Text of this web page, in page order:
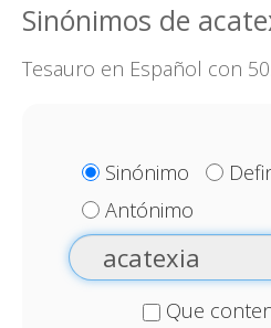
Sinónimos de
Tesauro en Español con
Sinónimo
Antónimo
Que